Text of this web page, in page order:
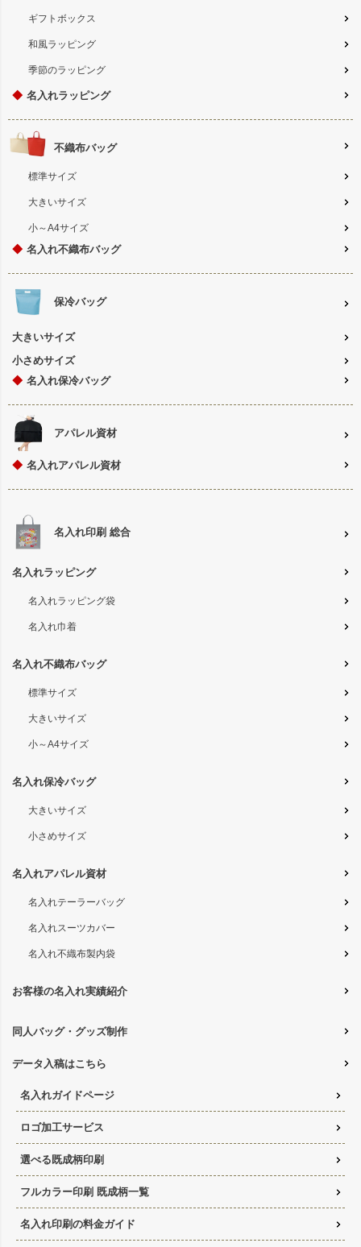
ギフトボックス
和風ラッピング
季節のラッピング
◆ 名入れラッピング
不織布バッグ
標準サイズ
大きいサイズ
小～A4サイズ
◆ 名入れ不織布バッグ
保冷バッグ
大きいサイズ
小さめサイズ
◆ 名入れ保冷バッグ
アパレル資材
◆ 名入れアパレル資材
名入れ印刷 総合
名入れラッピング
名入れラッピング袋
名入れ巾着
名入れ不織布バッグ
標準サイズ
大きいサイズ
小～A4サイズ
名入れ保冷バッグ
大きいサイズ
小さめサイズ
名入れアパレル資材
名入れテーラーバッグ
名入れスーツカバー
名入れ不織布製内袋
お客様の名入れ実績紹介
同人バッグ・グッズ制作
データ入稿はこちら
名入れガイドページ
ロゴ加工サービス
選べる既成柄印刷
フルカラー印刷 既成柄一覧
名入れ印刷の料金ガイド